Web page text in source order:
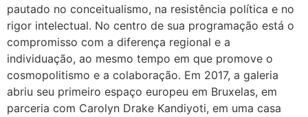
pautado no conceitualismo, na resistência política e no
rigor intelectual. No centro de sua programação está o
compromisso com a diferença regional e a
individuação, ao mesmo tempo em que promove o
cosmopolitismo e a colaboração. Em 2017, a galeria
abriu seu primeiro espaço europeu em Bruxelas, em
parceria com Carolyn Drake Kandiyoti, em uma casa